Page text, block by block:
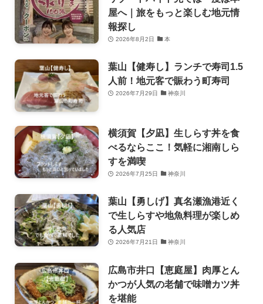
屋へ｜旅をもっと楽しむ地元情
報探し
2026年8月2日 本
葉山【健寿し】ランチで寿司1.5
人前！地元客で賑わう町寿司
2026年7月29日 神奈川
横須賀【夕凪】生しらす丼を食
べるならここ！気軽に湘南しら
すを満喫
2026年7月25日 神奈川
葉山【勇しげ】真名瀬漁港近く
で生しらすや地魚料理が楽しめ
る人気店
2026年7月21日 神奈川
広島市井口【恵庭屋】肉厚とん
かつが人気の老舗で味噌カツ丼
を堪能